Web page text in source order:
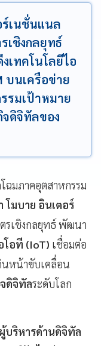
ร์เนชั่นแนล
เชิงกลยุทธ์
ทคโนโลยีไอ
บนเครือข่าย
รมเป้าหมาย
จดิจิทัลของ
ฉมภาคอุตสาหกรรม
โมบาย อินเตอร์
รเชิงกลยุทธ์ พัฒนา
โอที (IoT) เชื่อมต่อ
นหน้าขับเคลื่อน
ดิจิทัลระดับโลก
ริหารด้านดิจิทัล